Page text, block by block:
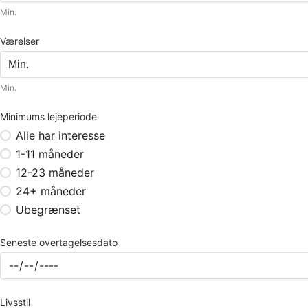
Min.
Værelser
Min.
Minimums lejeperiode
Alle har interesse
1-11 måneder
12-23 måneder
24+ måneder
Ubegrænset
Seneste overtagelsesdato
Livsstil